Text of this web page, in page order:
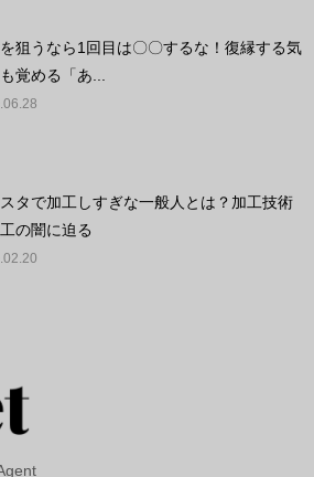
狙うなら1回目は〇〇するな！復縁する気
覚める「あ...
タで加工しすぎな一般人とは？加工技術
の闇に迫る